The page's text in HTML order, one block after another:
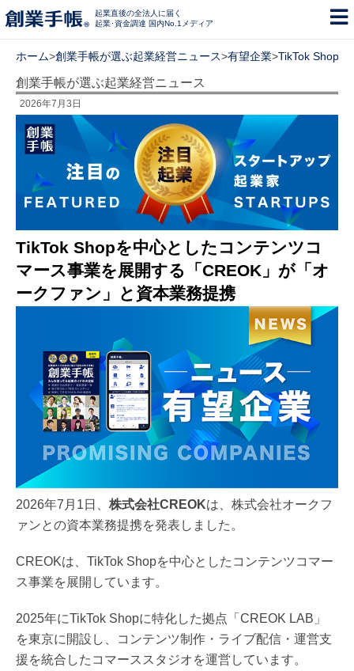
起業直後の全法人に届く
起業･資金調達 国内No.1メディア
ホーム>創業手帳が選ぶ起業経営ニュース>有望企業>TikTok Shop
創業手帳が選ぶ起業経営ニュース
2026年7月3日
TikTok Shopを中心としたコンテンツコ
マース事業を展開する「CREOK」が「オ
ークファン」と資本業務提携
2026年7月1日、 株式会社CREOKは、株式会社オークフ
ァンとの資本業務提携を発表しました。
CREOKは、TikTok Shopを中心としたコンテンツコマー
ス事業を展開しています。
2025年にTikTok Shopに特化した拠点「CREOK LAB」
を東京に開設し、コンテンツ制作・ライブ配信・運営支
援を統合したコマーススタジオを運営しています。